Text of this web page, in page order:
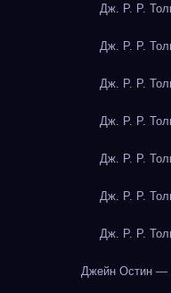
Дж. Р. Р.
Дж. Р. Р.
Дж. Р. Р.
Дж. Р. Р.
Дж. Р. Р.
Дж. Р. Р.
Дж. Р. Р.
Джейн Остин —